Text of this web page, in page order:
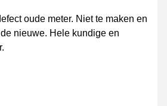
oude meter. Niet te maken en
nieuwe. Hele kundige en